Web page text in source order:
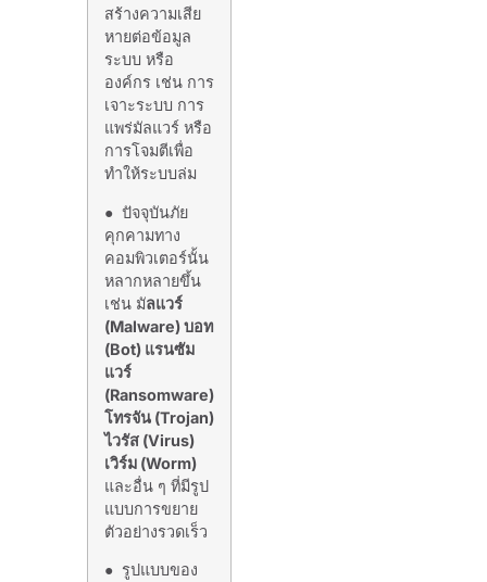
สร้างความเสีย
หายต่อข้อมูล
ระบบ หรือ
องค์กร เช่น การ
เจาะระบบ การ
แพร่มัลแวร์ หรือ
การโจมตีเพื่อ
ทำให้ระบบล่ม
● ปัจจุบันภัย
คุกคามทาง
คอมพิวเตอร์นั้น
หลากหลายขึ้น
เช่น มัลแวร์
(Malware) บอท
(Bot) แรนซัม
แวร์
(Ransomware)
โทรจัน (Trojan)
ไวรัส (Virus)
เวิร์ม (Worm)
และอื่น ๆ ที่มีรูป
แบบการขยาย
ตัวอย่างรวดเร็ว
● รูปแบบของ